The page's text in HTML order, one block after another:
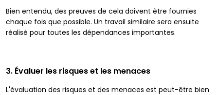
Bien entendu, des preuves de cela doivent être fournies
chaque fois que possible. Un travail similaire sera ensuite
réalisé pour toutes les dépendances importantes.
3. Évaluer les risques et les menaces
L'évaluation des risques et des menaces est peut-être bien